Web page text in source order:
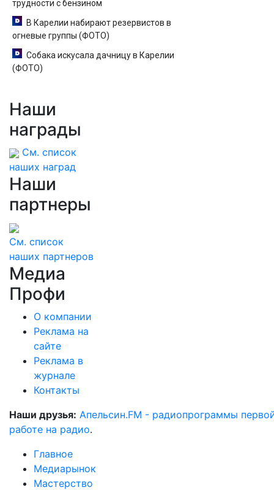
трудности с бензином
В Карелии набирают резервистов в
огневые группы (ФОТО)
Собака искусала дачницу в Карелии
(ФОТО)
Наши
награды
См. список
наших наград
Наши
партнеры
См. список
наших партнеров
Медиа
Профи
О компании
Реклама на
сайте
Реклама в
журнале
Контакты
Наши друзья: Апельсин.FM - радиопрограммы
работе на радио.
Главное
Медиарынок
Мастерство